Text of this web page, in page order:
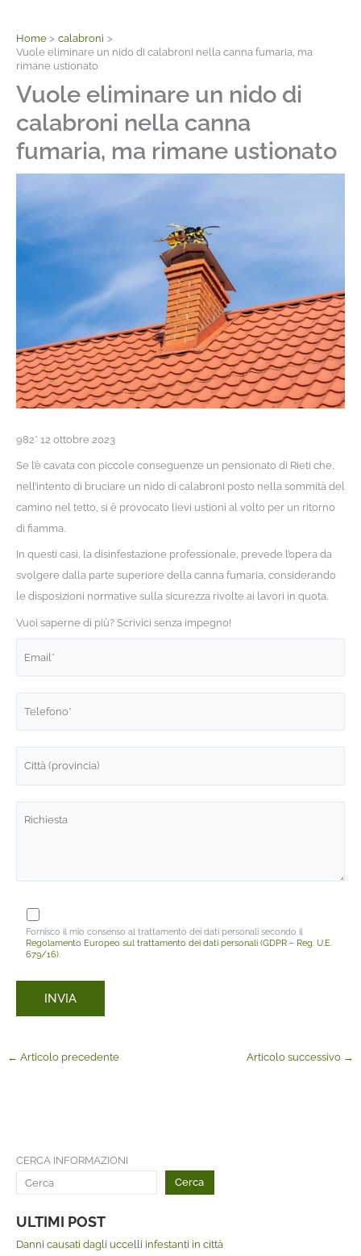
Home
calabroni
Vuole eliminare un nido di calabroni nella canna fumaria, ma
rimane ustionato
Vuole eliminare un nido di
calabroni nella canna
fumaria, ma rimane ustionato
982* 12 ottobre 2023
Se l’è cavata con piccole conseguenze un pensionato di Rieti che,
nell’intento di bruciare un nido di calabroni posto nella sommità del
camino nel tetto, si è provocato lievi ustioni al volto per un ritorno
di fiamma.
In questi casi, la disinfestazione professionale, prevede l’opera da
svolgere dalla parte superiore della canna fumaria, considerando
le disposizioni normative sulla sicurezza rivolte ai lavori in quota.
Vuoi saperne di più? Scrivici senza impegno!
Fornisco il mio consenso al trattamento dei dati personali secondo il
Regolamento Europeo sul trattamento dei dati personali (GDPR – Reg. U.E.
679/16)
← Articolo precedente Articolo successivo →
CERCA INFORMAZIONI
Cerca
ULTIMI POST
Danni causati dagli uccelli infestanti in città